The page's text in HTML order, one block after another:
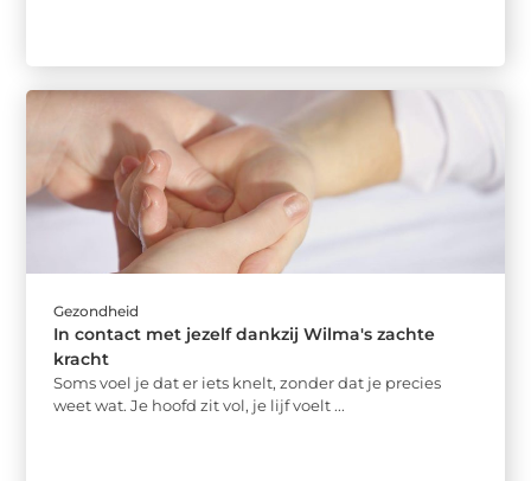
Gezondheid
In contact met jezelf dankzij Wilma's zachte
kracht
Soms voel je dat er iets knelt, zonder dat je precies
weet wat. Je hoofd zit vol, je lijf voelt ...